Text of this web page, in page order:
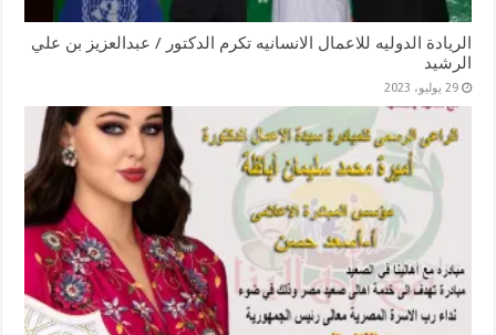
الريادة الدوليه للاعمال الانسانيه تكرم الدكتور / عبدالعزيز بن علي
الرشيد
29 يوليو، 2023